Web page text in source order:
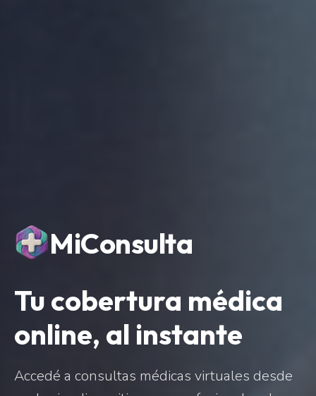
MiConsulta
Tu cobertura médica
online, al instante
Accedé a consultas médicas virtuales desde